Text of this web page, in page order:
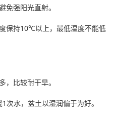
免强阳光直射。
保持10℃以上，最低温度不能低
，比较耐干旱。
次水，盆土以湿润偏于为好。